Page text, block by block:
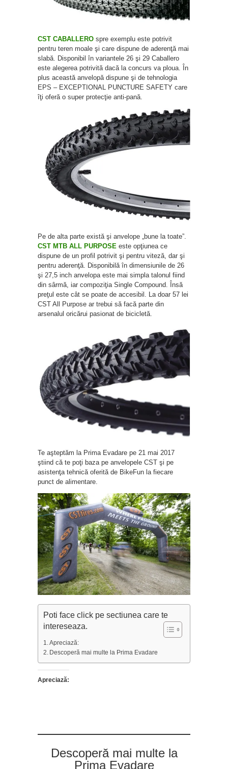
CST CABALLERO spre exemplu este potrivit
pentru teren moale şi care dispune de aderenţă mai
slabă. Disponibil în variantele 26 şi 29 Caballero
este alegerea potrivită dacă la concurs va ploua. În
plus această anvelopă dispune şi de tehnologia
EPS – EXCEPTIONAL PUNCTURE SAFETY care
îţi oferă o super protecţie anti-pană.
Pe de alta parte există şi anvelope „bune la toate”.
CST MTB ALL PURPOSE este opţiunea ce
dispune de un profil potrivit şi pentru viteză, dar şi
pentru aderenţă. Disponibilă în dimensiunile de 26
şi 27,5 inch anvelopa este mai simpla talonul fiind
din sârmă, iar compoziţia Single Compound. Însă
preţul este cât se poate de accesibil. La doar 57 lei
CST All Purpose ar trebui să facă parte din
arsenalul oricărui pasionat de bicicletă.
Te aşteptăm la Prima Evadare pe 21 mai 2017
ştiind că te poţi baza pe anvelopele CST şi pe
asistenţa tehnică oferită de BikeFun la fiecare
punct de alimentare.
Poti face click pe sectiunea care te
intereseaza.
Apreciază:
Descoperă mai multe la Prima Evadare
Apreciază:
Descoperă mai multe la
Prima Evadare